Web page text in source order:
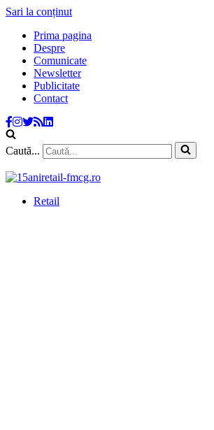
Sari la conținut
Prima pagina
Despre
Comunicate
Newsletter
Publicitate
Contact
Caută...
Retail